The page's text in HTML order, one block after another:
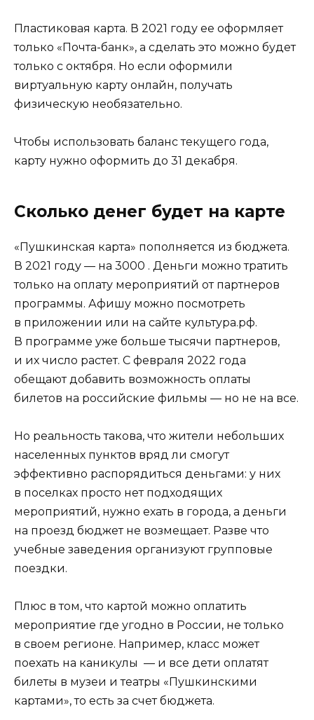
Пластиковая карта. В 2021 году ее оформляет
только «Почта-банк», а сделать это можно будет
только с октября. Но если оформили
виртуальную карту онлайн, получать
физическую необязательно.
Чтобы использовать баланс текущего года,
карту нужно оформить до 31 декабря.
Сколько денег будет на карте
«Пушкинская карта» пополняется из бюджета.
В 2021 году — на 3000 . Деньги можно тратить
только на оплату мероприятий от партнеров
программы. Афишу можно посмотреть
в приложении или на сайте культура.рф.
В программе уже больше тысячи партнеров,
и их число растет. С февраля 2022 года
обещают добавить возможность оплаты
билетов на российские фильмы — но не на все.
Но реальность такова, что жители небольших
населенных пунктов вряд ли смогут
эффективно распорядиться деньгами: у них
в поселках просто нет подходящих
мероприятий, нужно ехать в города, а деньги
на проезд бюджет не возмещает. Разве что
учебные заведения организуют групповые
поездки.
Плюс в том, что картой можно оплатить
мероприятие где угодно в России, не только
в своем регионе. Например, класс может
поехать на каникулы — и все дети оплатят
билеты в музеи и театры «Пушкинскими
картами», то есть за счет бюджета.